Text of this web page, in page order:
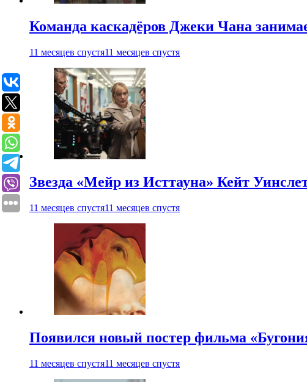
Команда каскадёров Джеки Чана
11 месяцев спустя11 месяцев спустя
Звезда «Мейр из Исттауна» Кейт
11 месяцев спустя11 месяцев спустя
Появился новый постер фильма
11 месяцев спустя11 месяцев спустя